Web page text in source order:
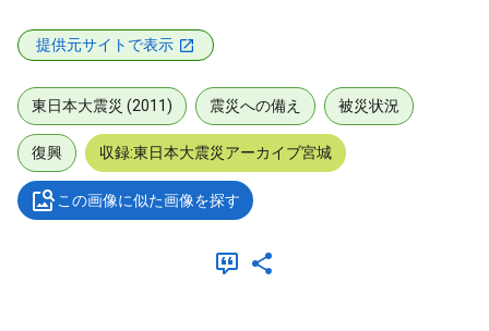
提供元サイトで表示
東日本大震災 (2011) 震災への備え 被災状況
復興 収録:東日本大震災アーカイブ宮城
この画像に似た画像を探す